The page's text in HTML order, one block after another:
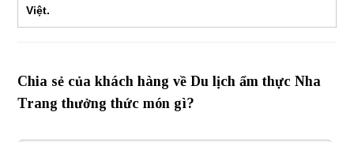
Việt.
Chia sẻ của khách hàng về Du lịch ẩm thực Nha
Trang thưởng thức món gì?